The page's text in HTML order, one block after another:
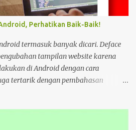
laptop yang diduga diretas
di layanan streaming ilegal. "
buat hp dan laptop kalian bisa ada
aware sama masalah kejahatan
aja ," tulis unggahan. Dilansir dari
Perhatikan Baik-Baik!
termasuk banyak dicari. Deface
tampilan website karena
di Android dengan cara
tertarik dengan pembahasan